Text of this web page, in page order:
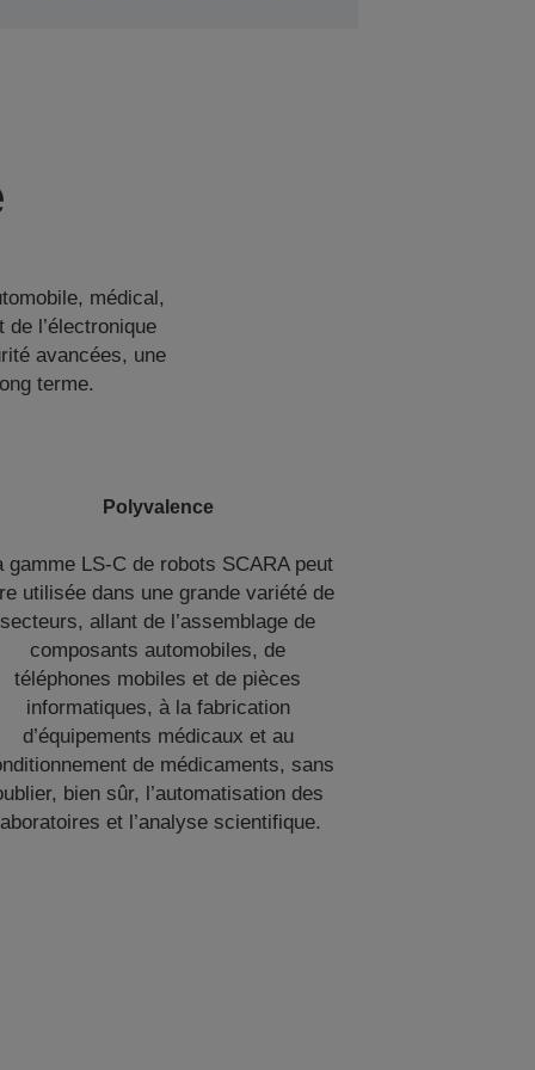
médical,
l’électronique
avancées, une
terme.
Polyvalence
gamme LS-C de robots SCARA peut
utilisée dans une grande variété de
secteurs, allant de l’assemblage de
composants automobiles, de
téléphones mobiles et de pièces
informatiques, à la fabrication
d’équipements médicaux et au
de médicaments, sans
bien sûr, l’automatisation des
et l’analyse scientifique.